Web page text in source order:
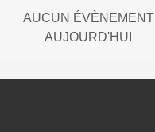
AUCUN ÉVÈNEMENT
AUJOURD'HUI